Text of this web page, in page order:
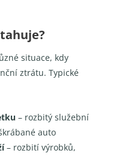
situace, kdy
ztrátu. Typické
– rozbitý služební
auto
– rozbití výrobků,